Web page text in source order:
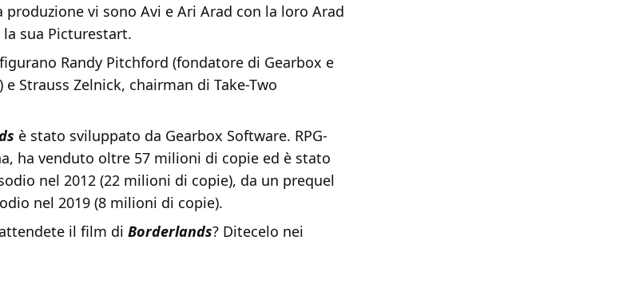
produzione vi sono Avi e Ari Arad con la loro Arad
la sua Picturestart.
Randy Pitchford (fondatore di Gearbox e
Strauss Zelnick, chairman di Take-Two
è stato sviluppato da Gearbox Software. RPG-
ha venduto oltre 57 milioni di copie ed è stato
nel 2012 (22 milioni di copie), da un prequel
nel 2019 (8 milioni di copie).
il film di Borderlands? Ditecelo nei